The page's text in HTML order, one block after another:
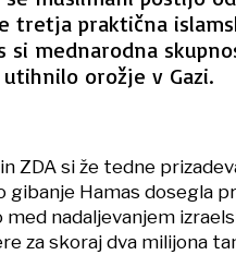
tretja praktična
si mednarodna
orožje v Gazi.
ZDA si že tedne
gibanje Hamas dosegla
med nadaljevanjem
za skoraj dva milijona